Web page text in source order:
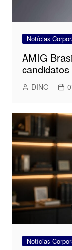
Notícias
AMIG
DINO
Notícias